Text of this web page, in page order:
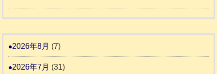
日
1
支
か
和
度
2026年8月 (7)
2026年7月 (31)